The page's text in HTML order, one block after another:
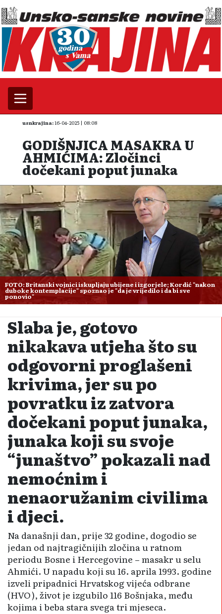
usnkrajina:16-04-2025 | 08:08
GODIŠNJICA MASAKRA U
AHMIĆIMA: Zločinci
dočekani poput junaka
FOTO: Britanski vojnici iskupljaju ubijene i izgorjele; Kordić "nakon
duboke kontemplacije" spoznao je "da je vrijedilo i da bi sve
ponovio"
Slaba je, gotovo
nikakava utjeha što su
odgovorni proglašeni
krivima, jer su po
povratku iz zatvora
dočekani poput junaka,
junaka koji su svoje
“junaštvo” pokazali nad
nemoćnim i
nenaoružanim civilima
i djeci.
Na današnji dan, prije 32 godine, dogodio se
jedan od najtragičnijih zločina u ratnom
periodu Bosne i Hercegovine – masakr u selu
Ahmići. U napadu koji su 16. aprila 1993. godine
izveli pripadnici Hrvatskog vijeća odbrane
(HVO), život je izgubilo 116 Bošnjaka, među
kojima i beba stara svega tri mjeseca.